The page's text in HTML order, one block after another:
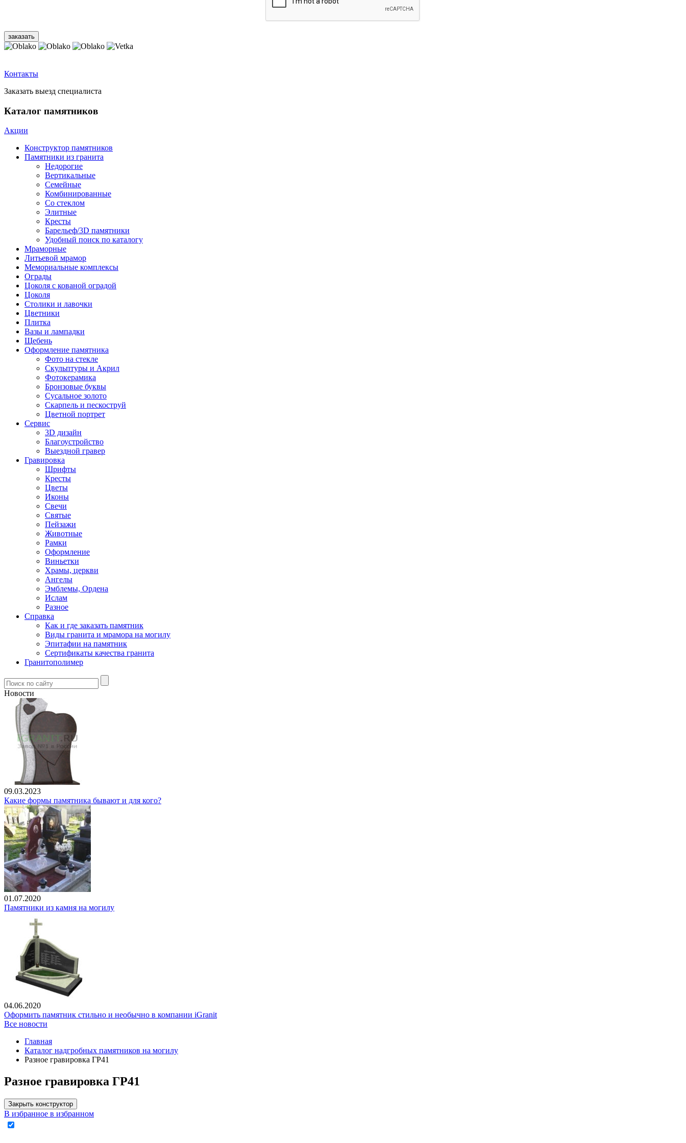
Контакты
Заказать выезд специалиста
Каталог памятников
Акции
Конструктор памятников
Памятники из гранита
Недорогие
Вертикальные
Семейные
Комбинированные
Со стеклом
Элитные
Кресты
Барельеф/3D памятники
Удобный поиск по каталогу
Мраморные
Литьевой мрамор
Мемориальные комплексы
Ограды
Цоколя с кованой оградой
Цоколя
Столики и лавочки
Цветники
Плитка
Вазы и лампадки
Щебень
Оформление памятника
Фото на стекле
Скульптуры и Акрил
Фотокерамика
Бронзовые буквы
Сусальное золото
Скарпель и пескоструй
Цветной портрет
Сервис
3D дизайн
Благоустройство
Выездной гравер
Гравировка
Шрифты
Кресты
Цветы
Иконы
Свечи
Святые
Пейзажи
Животные
Рамки
Оформление
Виньетки
Храмы, церкви
Ангелы
Эмблемы, Ордена
Ислам
Разное
Справка
Как и где заказать памятник
Виды гранита и мрамора на могилу
Эпитафии на памятник
Сертификаты качества гранита
Гранитополимер
Новости
09.03.2023
Какие формы памятника бывают и для кого?
01.07.2020
Памятники из камня на могилу
04.06.2020
Оформить памятник стильно и необычно в компании iGranit
Все новости
Главная
Каталог надгробных памятников на могилу
Разное гравировка ГР41
Разное гравировка ГР41
Закрыть конструктор
В избранное в избранном